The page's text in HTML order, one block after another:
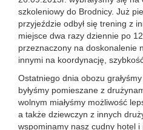
szkoleniowy do Brodnicy. Już
przyjeździe odbył się trening z
miejsce dwa razy dziennie po
przeznaczony na doskonalenie
innymi na koordynację,
Ostatniego dnia obozu
byłyśmy pomieszane z
wolnym miałyśmy możliwość
a także dziewczyn z innych
wspominamy nasz cudny hotel